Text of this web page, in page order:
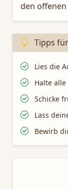
den offenen
Tipps
Lies die
Halte
Schicke
Lass
Bewirb